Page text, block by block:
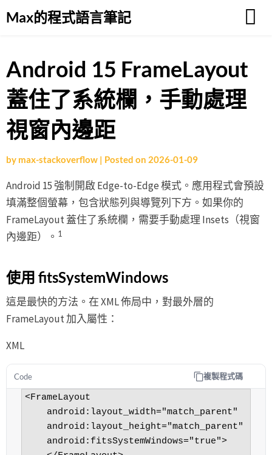
toMax的程式語言筆記
Android 15 FrameLayout
蓋住了系統欄，手動處理
視窗內邊距
by max-stackoverflow | Posted on 2026-01-09
Android 15 強制開啟 Edge-to-Edge 模式。應用程式會預設
填滿整個螢幕，包含狀態列與導覽列下方。如果你的
FrameLayout 蓋住了系統欄，需要手動處理 Insets（視窗
內邊距）。 1
使用 fitsSystemWindows
這是最快的方法。在 XML 佈局中，對最外層的
FrameLayout 加入屬性：
XML
Code 複製程式碼
<FrameLayout